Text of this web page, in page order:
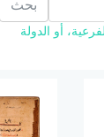
بحث
أو الدولة